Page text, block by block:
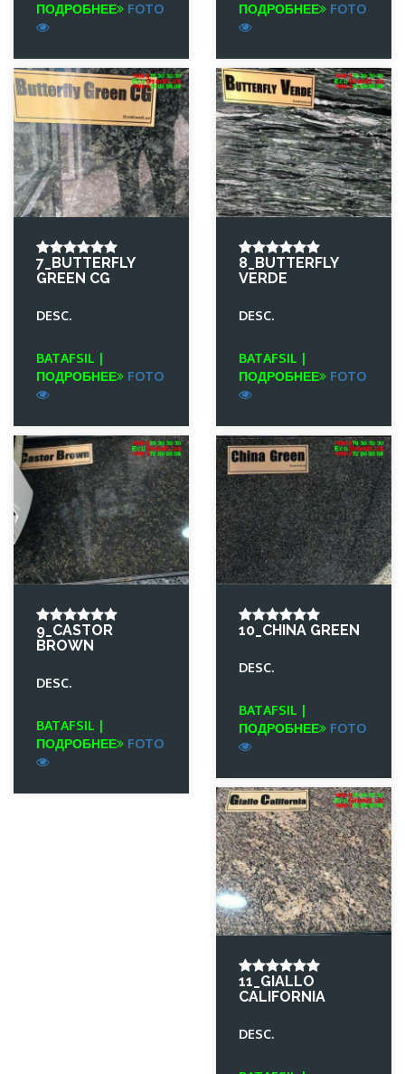
ПОДРОБНЕЕ
FOTO
ПОДРОБНЕЕ
FOTO
7_BUTTERFLY
GREEN CG
DESC.
BATAFSIL |
ПОДРОБНЕЕ
FOTO
8_BUTTERFLY
VERDE
DESC.
BATAFSIL |
ПОДРОБНЕЕ
FOTO
9_CASTOR
BROWN
DESC.
BATAFSIL |
ПОДРОБНЕЕ
FOTO
10_CHINA GREEN
DESC.
BATAFSIL |
ПОДРОБНЕЕ
FOTO
11_GIALLO
CALIFORNIA
DESC.